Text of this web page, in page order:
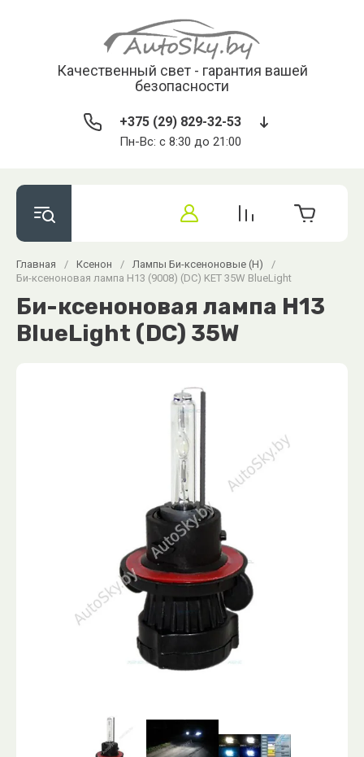
Качественный свет - гарантия вашей
безопасности
+375 (29) 829-32-53
Пн-Вс: с 8:30 до 21:00
Главная / Ксенон / Лампы Би-ксеноновые (H)
/
Би-ксеноновая лампа H13 (9008) (DC) KET 35W BlueLight
Би-ксеноновая лампа H13
BlueLight (DC) 35W